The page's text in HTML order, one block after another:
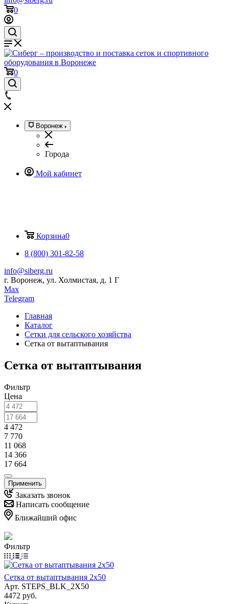
0
0
Воронеж
Города
Мой кабинет
Корзина0
8 (800) 301-82-58
info@siberg.ru
г. Воронеж, ул. Холмистая, д. 1 Г
Max
Telegram
Главная
Каталог
Сетки для сельского хозяйства
Сетка от вытаптывания
Сетка от вытаптывания
Фильтр
Цена
4 472
7 770
11 068
14 366
17 664
Применить
Заказать звонок
Написать сообщение
Ближайший офис
Фильтр
Сетка от вытаптывания 2х50
Арт. STEPS_BLK_2X50
4472 руб.